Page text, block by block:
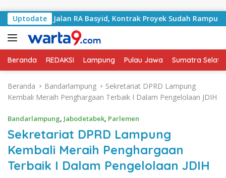
Uptodate
Jalan RA Basyid, Kontrak Proyek Sudah Rampung
Beranda REDAKSI Lampung Pulau Jawa Sumatra
Beranda Bandarlampung
Sekretariat DPRD Lampung
Kembali Meraih Penghargaan Terbaik I Dalam Pengelolaan JDIH
Bandarlampung, Jabodetabek, Parlemen
Sekretariat DPRD Lampung
Kembali Meraih Penghargaan
Terbaik I Dalam Pengelolaan JDIH